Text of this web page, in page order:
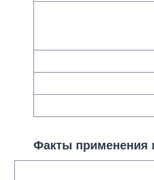
Факты применения